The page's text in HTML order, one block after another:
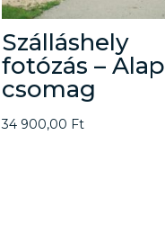
Szálláshely
fotózás – Alap
csomag
34 900,00 Ft